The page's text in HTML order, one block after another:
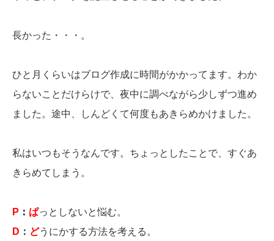
長かった・・・。
ひと月くらいはブログ作成に時間がかかってます。わか
らないことだけらけで、夜中に調べながら少しずつ進め
ました。途中、しんどくて何度もあきらめかけました。
私はいつもそうなんです。ちょっとしたことで、すぐあ
きらめてしまう。
P ： ぱっとしないと悩む。
D ： どうにかする方法を考える。